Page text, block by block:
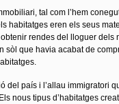
tal com l’hem
habitatges eren els seus
rendes del lloguer dels
sòl que havia acabat de
del país i l’allau immigratori
nous tipus d’habitatges